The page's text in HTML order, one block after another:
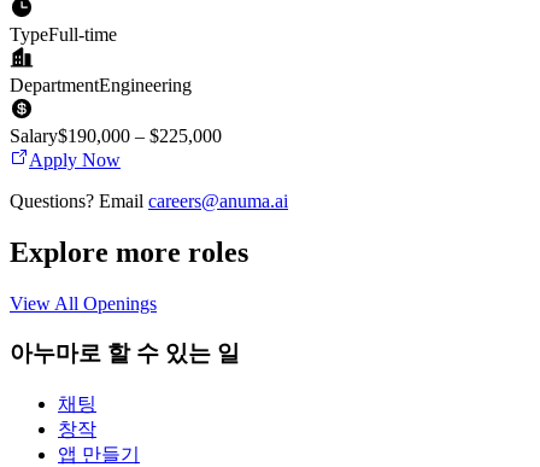
TypeFull-time
DepartmentEngineering
Salary$190,000 – $225,000
Apply Now
Questions? Email careers@anuma.ai
Explore more roles
View All Openings
아누마로 할 수 있는 일
채팅
창작
앱 만들기